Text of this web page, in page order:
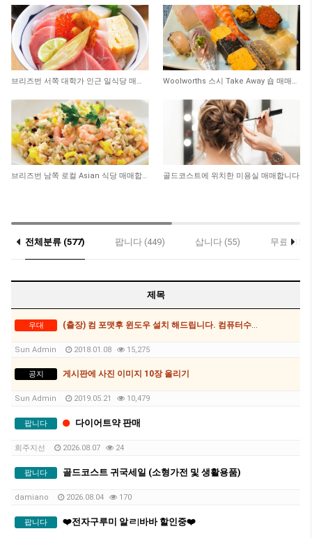
329 359
327 235
골드코스트에 위치한 미용실 매매합니다
전체분류 (577) 팝니다 (449) 삽니다 (55) 무료 (15)
제목
우대 (출장) 컴 포맷후 윈도우 설치 해드립니다. 컴퓨터수리 출장비없이 30$(아이폰수리가능)
Sun Admin 2018.01.08 15,275
공지 게시판에 사진 이미지 10장 올리기
Sun Admin 2019.05.21 10,479
팝니다 다이어트약 판매
희주지선 2026.08.07 24
팝니다 골드코스트 귀국세일 (소형가전 및 생활용품)
damiano 2026.08.04 170
팝니다 ❤️전자구루미 알ㄹ|바바 할인중❤️